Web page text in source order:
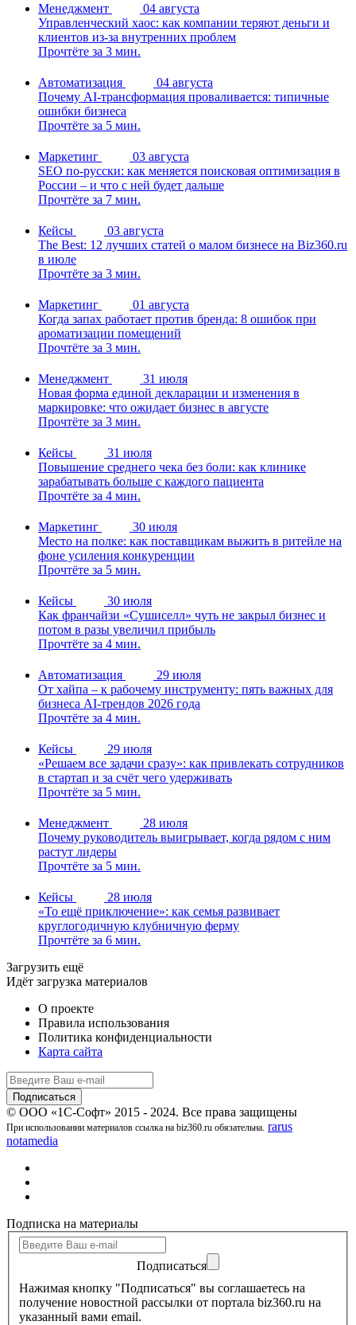
Менеджмент
04 августа
Управленческий хаос: как компании теряют деньги и
клиентов из-за внутренних проблем
Прочтёте за 3 мин.
Автоматизация
04 августа
Почему AI-трансформация проваливается: типичные
ошибки бизнеса
Прочтёте за 5 мин.
Маркетинг
03 августа
SEO по-русски: как меняется поисковая оптимизация в
России – и что с ней будет дальше
Прочтёте за 7 мин.
Кейсы
03 августа
The Best: 12 лучших статей о малом бизнесе на Biz360.ru
в июле
Прочтёте за 3 мин.
Маркетинг
01 августа
Когда запах работает против бренда: 8 ошибок при
ароматизации помещений
Прочтёте за 3 мин.
Менеджмент
31 июля
Новая форма единой декларации и изменения в
маркировке: что ожидает бизнес в августе
Прочтёте за 3 мин.
Кейсы
31 июля
Повышение среднего чека без боли: как клинике
зарабатывать больше с каждого пациента
Прочтёте за 4 мин.
Маркетинг
30 июля
Место на полке: как поставщикам выжить в ритейле на
фоне усиления конкуренции
Прочтёте за 5 мин.
Кейсы
30 июля
Как франчайзи «Сушиселл» чуть не закрыл бизнес и
потом в разы увеличил прибыль
Прочтёте за 4 мин.
Автоматизация
29 июля
От хайпа – к рабочему инструменту: пять важных для
бизнеса AI-трендов 2026 года
Прочтёте за 4 мин.
Кейсы
29 июля
«Решаем все задачи сразу»: как привлекать сотрудников
в стартап и за счёт чего удерживать
Прочтёте за 5 мин.
Менеджмент
28 июля
Почему руководитель выигрывает, когда рядом с ним
растут лидеры
Прочтёте за 5 мин.
Кейсы
28 июля
«То ещё приключение»: как семья развивает
круглогодичную клубничную ферму
Прочтёте за 6 мин.
Загрузить ещё
Идёт загрузка материалов
О проекте
Правила использования
Политика конфиденциальности
Карта сайта
© ООО «1С-Софт» 2015 - 2024. Все права защищены
При использовании материалов ссылка на biz360.ru обязательна. rarus
notamedia
Подписка на материалы
Подписаться
Нажимая кнопку "Подписаться" вы соглашаетесь на
получение новостной рассылки от портала biz360.ru на
указанный вами email.